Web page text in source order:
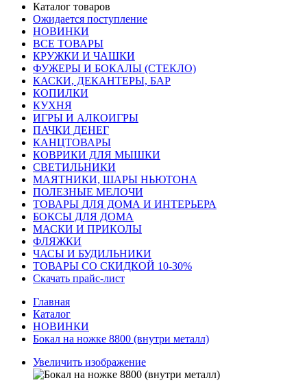
Каталог товаров
Ожидается поступление
HОВИНКИ
ВСЕ ТОВАРЫ
КРУЖКИ И ЧАШКИ
ФУЖЕРЫ И БОКАЛЫ (СТЕКЛО)
КАСКИ, ДЕКАНТЕРЫ, БАР
КОПИЛКИ
КУХНЯ
ИГРЫ И АЛКОИГРЫ
ПАЧКИ ДЕНЕГ
КАНЦТОВАРЫ
КОВРИКИ ДЛЯ МЫШКИ
СВЕТИЛЬНИКИ
МАЯТНИКИ, ШАРЫ НЬЮТОНА
ПОЛЕЗНЫЕ МЕЛОЧИ
ТОВАРЫ ДЛЯ ДОМА И ИНТЕРЬЕРА
БОКСЫ ДЛЯ ДОМА
МАСКИ И ПРИКОЛЫ
ФЛЯЖКИ
ЧАСЫ И БУДИЛЬНИКИ
ТОВАРЫ СО СКИДКОЙ 10-30%
Скачать прайс-лист
Главная
Каталог
HОВИНКИ
Бокал на ножке 8800 (внутри металл)
Увеличить изображение